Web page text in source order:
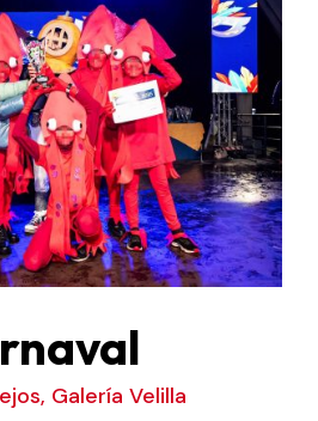
, Galería Velilla